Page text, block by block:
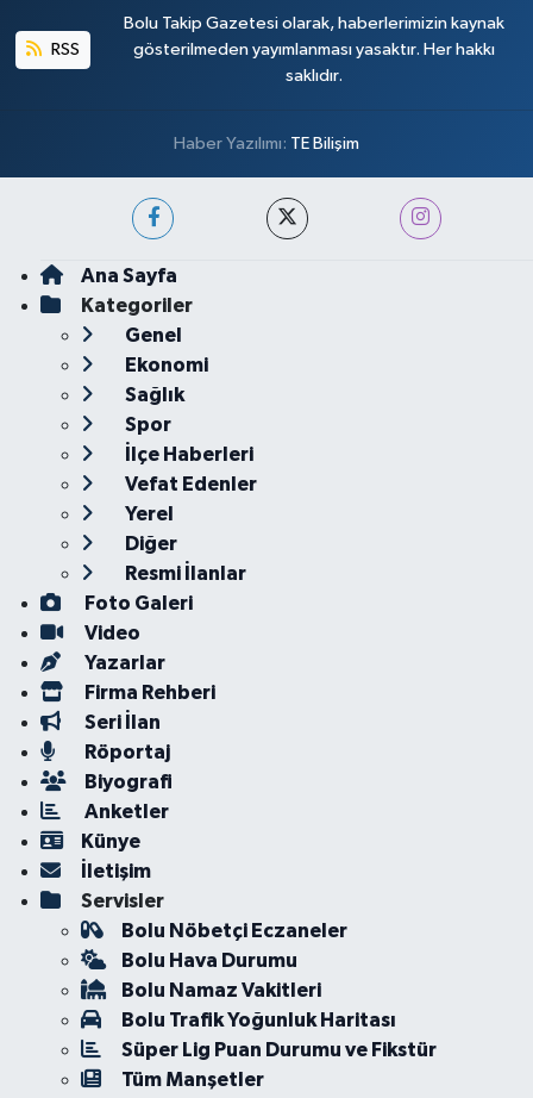
RSS
Bolu Takip Gazetesi olarak, haberlerimizin kaynak
gösterilmeden yayımlanması yasaktır. Her hakkı
saklıdır.
Haber Yazılımı: TE Bilişim
Ana Sayfa
Kategoriler
Genel
Ekonomi
Sağlık
Spor
İlçe Haberleri
Vefat Edenler
Yerel
Diğer
Resmi İlanlar
Foto Galeri
Video
Yazarlar
Firma Rehberi
Seri İlan
Röportaj
Biyografi
Anketler
Künye
İletişim
Servisler
Bolu Nöbetçi Eczaneler
Bolu Hava Durumu
Bolu Namaz Vakitleri
Bolu Trafik Yoğunluk Haritası
Süper Lig Puan Durumu ve Fikstür
Tüm Manşetler